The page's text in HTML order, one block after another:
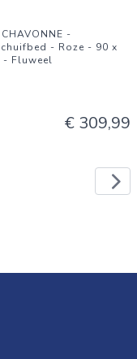
-
- Roze - 90 x
- Fluweel
€ 309,99